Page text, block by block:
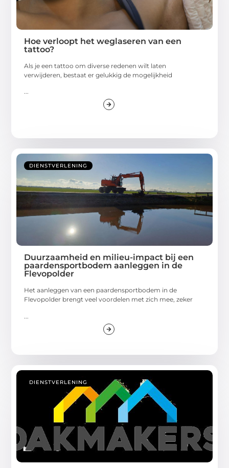
Hoe verloopt het weglaseren van een
tattoo?
Als je een tattoo om diverse redenen wilt laten
verwijderen, bestaat er gelukkig de mogelijkheid
...
DIENSTVERLENING
Duurzaamheid en milieu-impact bij een
paardensportbodem aanleggen in de
Flevopolder
Het aanleggen van een paardensportbodem in de
Flevopolder brengt veel voordelen met zich mee, zeker
DIENSTVERLENING